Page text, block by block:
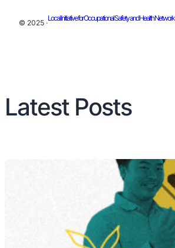
© 2025 ·
Local Initiative for Occupational Safety and Health Network
Latest Posts